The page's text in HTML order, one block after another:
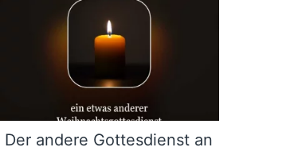
Der andere Gottesdienst an